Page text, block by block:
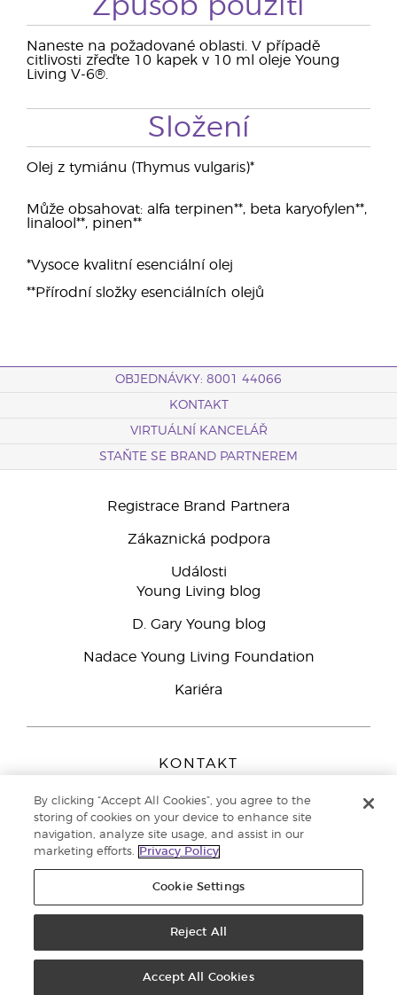
Způsob použití
Naneste na požadované oblasti. V případě
citlivosti zřeďte 10 kapek v 10 ml oleje Young
Living V-6®.
Složení
Olej z tymiánu (Thymus vulgaris)*
Může obsahovat: alfa terpinen**, beta karyofylen**,
linalool**, pinen**
*Vysoce kvalitní esenciální olej
**Přírodní složky esenciálních olejů
OBJEDNÁVKY: 8001 44066
KONTAKT
VIRTUÁLNÍ KANCELÁŘ
STAŇTE SE BRAND PARTNEREM
Registrace Brand Partnera
Zákaznická podpora
Události
Young Living blog
D. Gary Young blog
Nadace Young Living Foundation
Kariéra
KONTAKT
Peizerweg 97
9727 AJ Groningen
Netherlands
Zákaznická podpora800 144 066
ochrany osobních údajů
By clicking “Accept All Cookies”, you agree to the
storing of cookies on your device to enhance site
navigation, analyze site usage, and assist in our
marketing efforts.
Privacy Policy
Cookie Settings
Reject All
Accept All Cookies